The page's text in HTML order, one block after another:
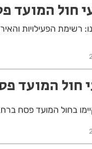
המועד פסח
רשימת הפעילויות
המועד פסח
בחול המועד פסח